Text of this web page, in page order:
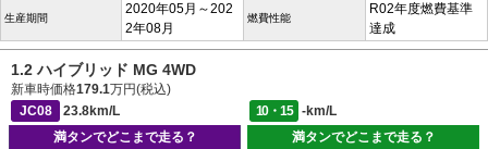
生産期間
2020年05月～202
2年08月
燃費性能
R02年度燃費基準
達成
1.2 ハイブリッド MG 4WD
新車時価格179.1万円(税込)
JC08
23.8km/L 10・15
-km/L
満タンでどこまで走る？
満タンでどこまで走る？